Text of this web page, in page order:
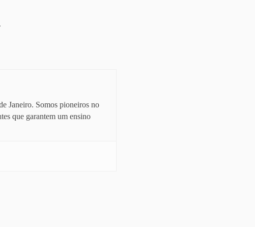
Janeiro. Somos pioneiros no
que garantem um ensino